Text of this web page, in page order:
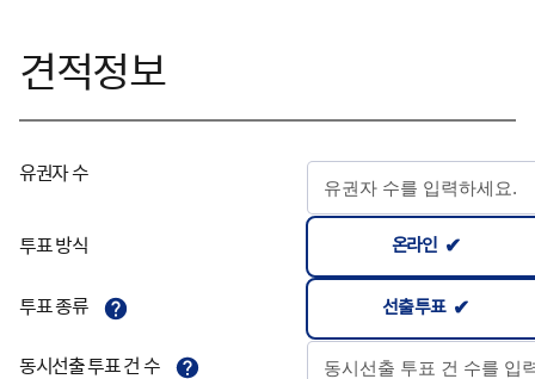
견적정보
유권자 수
투표 방식 온라인
투표 종류 선출 투표
동시선출 투표 건 수